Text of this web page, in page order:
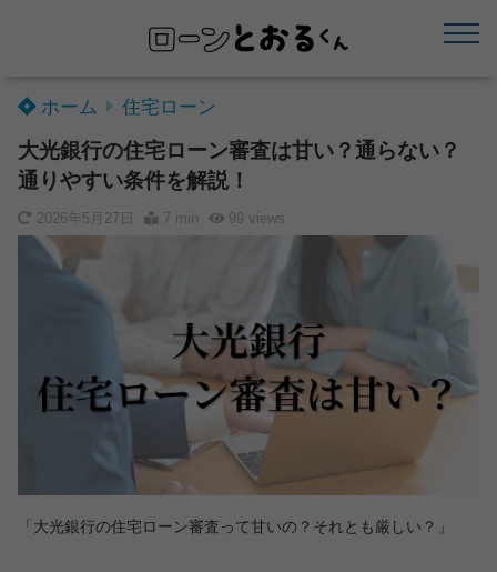
ホーム 住宅ローン
大光銀行の住宅ローン審査は甘い？通らない？
通りやすい条件を解説！
2026年5月27日 7 min 99 views
「大光銀行の住宅ローン審査って甘いの？それとも厳しい？」